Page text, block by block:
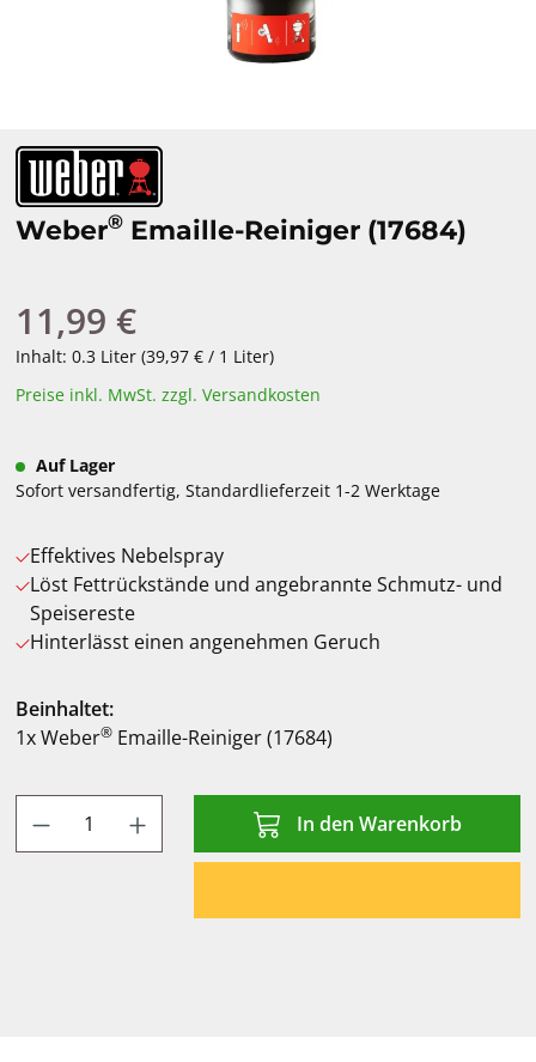
Weber® Emaille-Reiniger (17684)
Regulärer Preis:
11,99 €
Inhalt: 0.3 Liter (39,97 € / 1 Liter)
Preise inkl. MwSt. zzgl. Versandkosten
Auf Lager
Sofort versandfertig, Standardlieferzeit 1-2 Werktage
Effektives Nebelspray
Löst Fettrückstände und angebrannte Schmutz- und
Speisereste
Hinterlässt einen angenehmen Geruch
Beinhaltet:
1x Weber® Emaille-Reiniger (17684)
Produkt Anzahl: Gib den gewünschten
In den Warenkorb